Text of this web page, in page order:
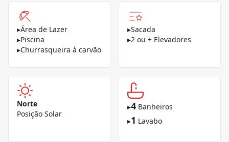
▸Área de Lazer
▸Piscina
▸Churrasqueira à carvão
▸Sacada
▸2 ou + Elevadores
Norte
Posição Solar
▸4 Banheiros
▸1 Lavabo